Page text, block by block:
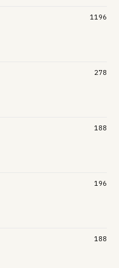
1196
278
188
196
188